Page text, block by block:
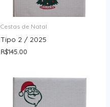
Cestas de Natal
Tipo 2 / 2025
R$145.00